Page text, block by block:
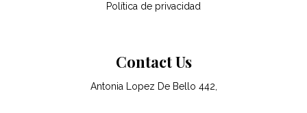
Política de privacidad
Contact Us
Antonia Lopez De Bello 442,